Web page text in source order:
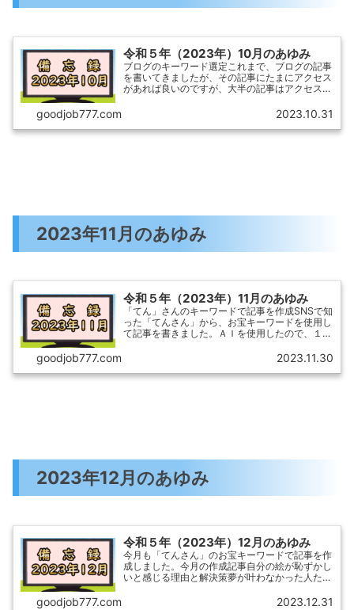
令和５年（2023年）10月のあゆみ
ブログのキーワード選定これまで、ブログの記事
を書いてきましたが、その記事にたまにアクセス
があれば良いのですが、大半の記事はアクセスゼ
あれば、サイトとして1日100PVとなります。ど
goodjob777.com 2023.10.31
2023年11月のあゆみ
令和５年（2023年）11月のあゆみ
「てん」さんのキーワードで記事を作成SNSで知
った「てんさん」から、お宝キーワードを使用し
て記事を書きました。ＡＩを使用したので、１記
こそこアクセスを集めることができるので、コス
goodjob777.com 2023.11.30
2023年12月のあゆみ
令和５年（2023年）12月のあゆみ
今月も「てんさん」のお宝キーワードで記事を作
成しました。今月の作成記事自分の絵が恥ずかし
いと感じる理由と解決策夢が叶わなかった人たち
験談」の驚くべき結果スポ少辞めたい理由や円満
goodjob777.com 2023.12.31